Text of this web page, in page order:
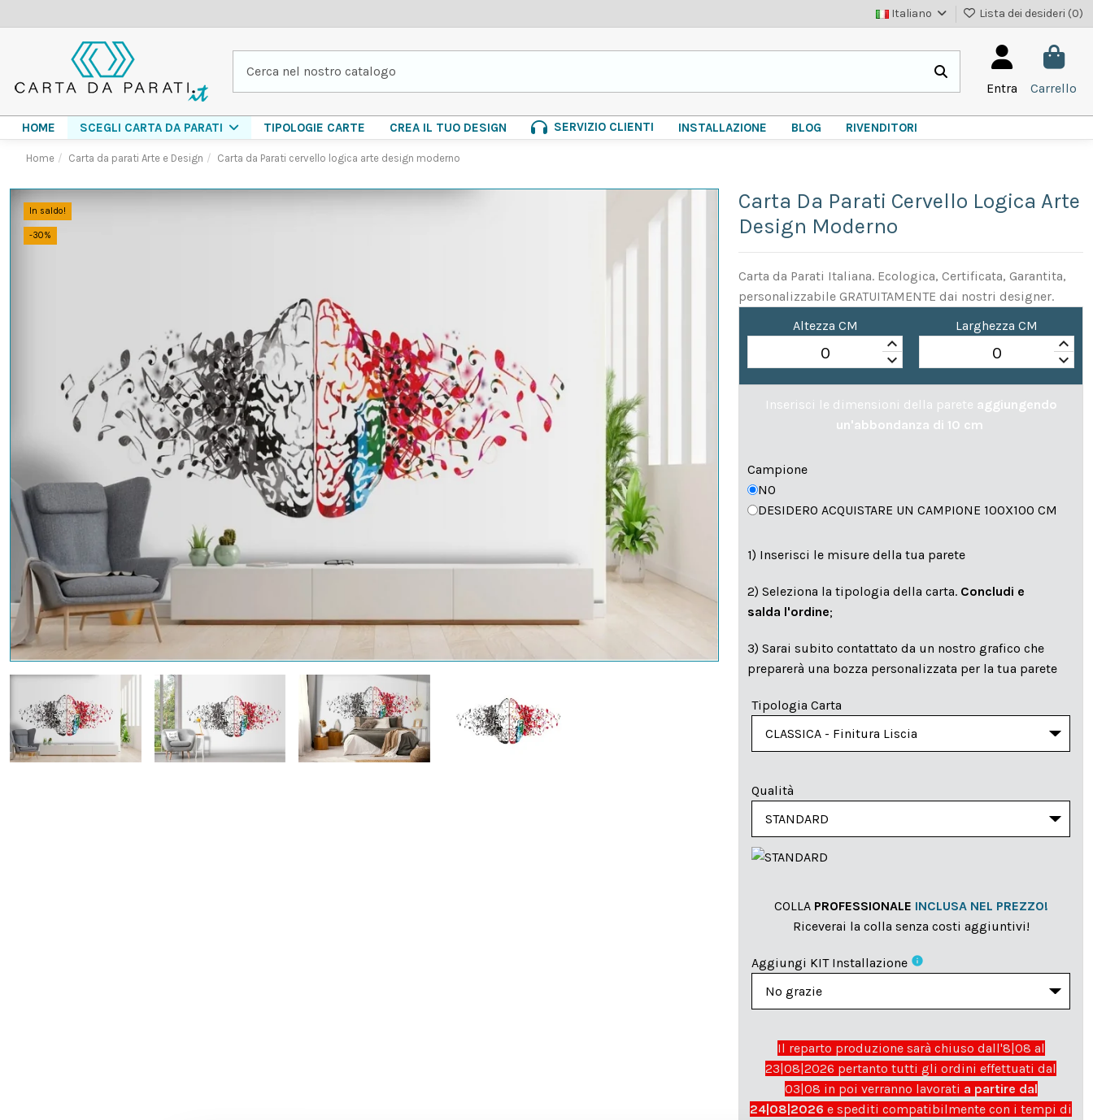
Italiano Lista dei desideri (0)
Entra Carrello
HOME SCEGLI CARTA DA PARATI TIPOLOGIE CARTE CREA IL TUO DESIGN SERVIZIO CLIENTI INSTALLAZIONE BLOG RIVENDITORI
Home Carta da parati Arte e Design Carta da Parati cervello logica arte design moderno
In saldo!
-30%
Carta Da Parati Cervello Logica Arte
Design Moderno
Carta da Parati Italiana. Ecologica, Certificata, Garantita,
personalizzabile GRATUITAMENTE dai nostri designer.
Altezza CM
keyboard_arrow_up
keyboard_arrow_down
Larghezza CM
keyboard_arrow_up
keyboard_arrow_down
Inserisci le dimensioni della parete aggiungendo
un'abbondanza di 10 cm
Campione
NO
DESIDERO ACQUISTARE UN CAMPIONE 100X100 CM
1) Inserisci le misure della tua parete
2) Seleziona la tipologia della carta. Concludi e
salda l'ordine;
3) Sarai subito contattato da un nostro grafico che
preparerà una bozza personalizzata per la tua parete
Tipologia Carta
Qualità
COLLA PROFESSIONALE INCLUSA NEL PREZZO!
Riceverai la colla senza costi aggiuntivi!
Aggiungi KIT Installazione info
Il reparto produzione sarà chiuso dall'8|08 al
23|08|2026 pertanto tutti gli ordini effettuati dal
03|08 in poi verranno lavorati a partire dal
24|08|2026 e spediti compatibilmente con i tempi di